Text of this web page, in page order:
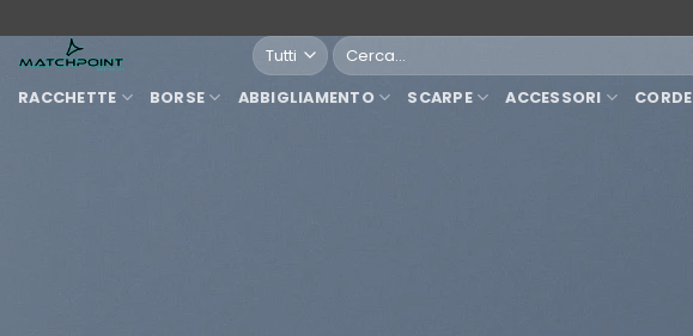
ai
contenuti
Cerca:
RACCHETTE BORSE ABBIGLIAMENTO SCARPE ACCESSORI CORDE